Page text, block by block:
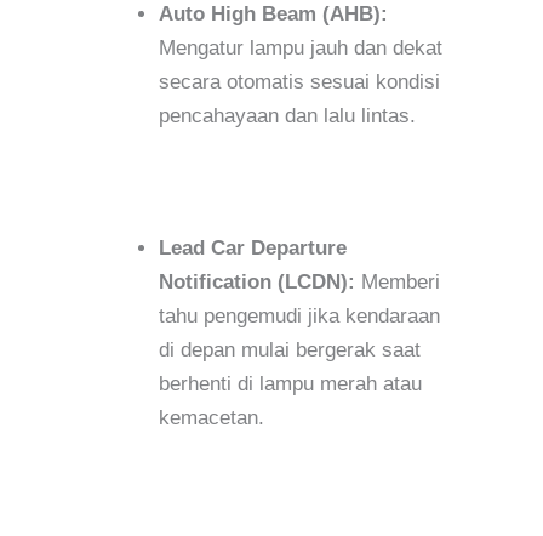
Auto High Beam (AHB):
Mengatur lampu jauh dan dekat
secara otomatis sesuai kondisi
pencahayaan dan lalu lintas.
Lead Car Departure
Notification (LCDN): Memberi
tahu pengemudi jika kendaraan
di depan mulai bergerak saat
berhenti di lampu merah atau
kemacetan.